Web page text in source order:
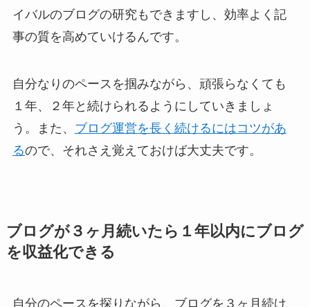
イバルのブログの研究もできますし、効率よく記
事の質を高めていけるんです。
自分なりのペースを掴みながら、頑張らなくても
１年、２年と続けられるようにしていきましょ
う。また、 ブログ運営を長く続けるにはコツがあ
るので、それさえ覚えておけば大丈夫です。
ブログが３ヶ月続いたら１年以内にブログ
を収益化できる
自分のペースを探りながら、 ブログを３ヶ月続け